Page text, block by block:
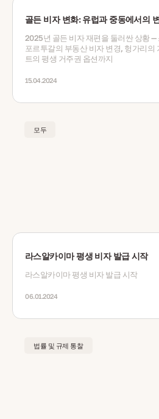
골든 비자 변화: 유럽과 중동에서의
2025년 골든 비자 재편을 둘러싼 상황
포르투갈의 부동산 비자 변경, 헝가리의
트의 평생 거주권 옵션까지
15.04.2024
모두
라스알카이마 평생 비자 발급 시작
라스알카이마 평생 비자 발급 시작
06.01.2024
법률 및 규제 통찰